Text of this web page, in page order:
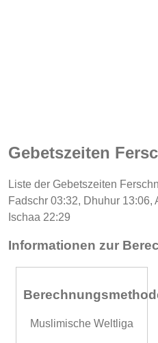
Gebetszeiten
Liste der Gebetszeiten
Fadschr 03:32, Dhuhur 13:06,
Ischaa 22:29
Informationen zur
Muslimische Weltliga